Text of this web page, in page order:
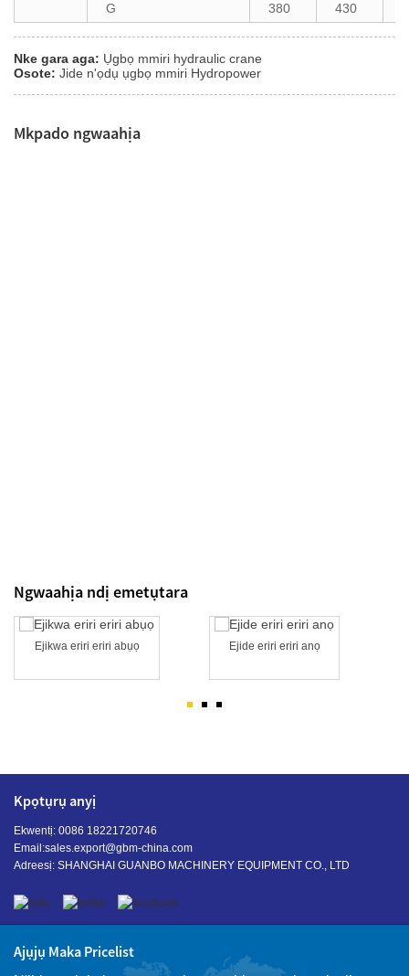
G
380 430
Nke gara aga: Ụgbọ mmiri hydraulic crane
Osote: Jide n'ọdụ ụgbọ mmiri Hydropower
Mkpado ngwaahịa
Ngwaahịa ndị emetụtara
Ejikwa eriri eriri abụọ Ejide eriri eriri anọ
Kpọtụrụ anyị
Ekwentị: 0086 18221720746
Email:sales.export@gbm-china.com
Adreesị: SHANGHAI GUANBO MACHINERY EQUIPMENT CO., LTD
Ajụjụ Maka Pricelist